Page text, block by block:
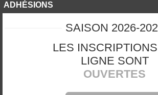
ADHÉSIONS
SAISON 2026-
LES
LIGNE SONT
OUVERTES